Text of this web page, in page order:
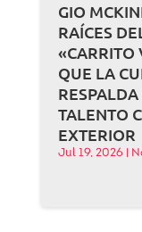
GIO
RAÍCES
«CARRITO
QUE LA
TALENTO
EXTERIOR
Jul 19, 2026